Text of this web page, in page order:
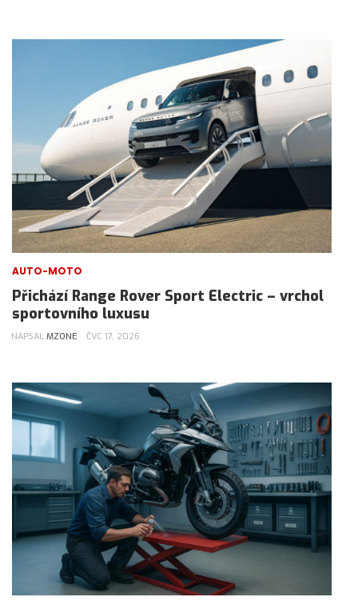
AUTO-MOTO
Přichází Range Rover Sport Electric – vrchol
sportovního luxusu
NAPSAL MZONE ČVC 17, 2026